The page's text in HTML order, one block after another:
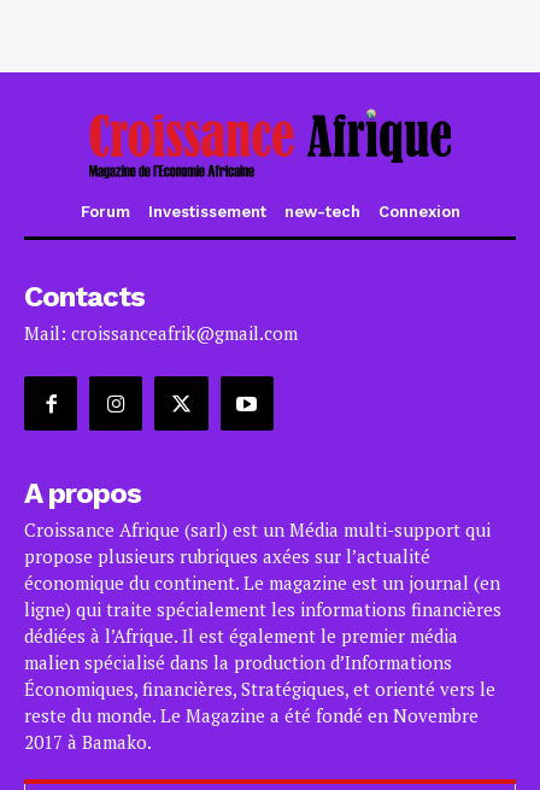
Forum Investissement new-tech Connexion
Contacts
Mail: croissanceafrik@gmail.com
A propos
Croissance Afrique (sarl) est un Média multi-support qui
propose plusieurs rubriques axées sur l’actualité
économique du continent. Le magazine est un journal (en
ligne) qui traite spécialement les informations financières
dédiées à l’Afrique. Il est également le premier média
malien spécialisé dans la production d’Informations
Économiques, financières, Stratégiques, et orienté vers le
reste du monde. Le Magazine a été fondé en Novembre
2017 à Bamako.